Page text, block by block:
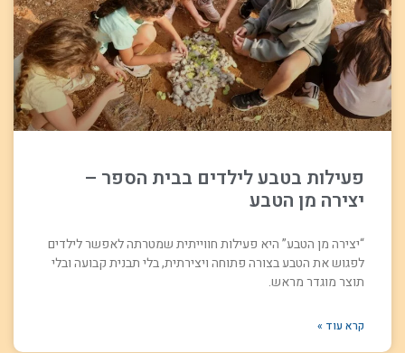
פעילות בטבע לילדים בבית הספר –
יצירה מן הטבע
“יצירה מן הטבע” היא פעילות חווייתית שמטרתה לאפשר לילדים
לפגוש את הטבע בצורה פתוחה ויצירתית, בלי תבנית קבועה ובלי
תוצר מוגדר מראש.
קרא עוד »